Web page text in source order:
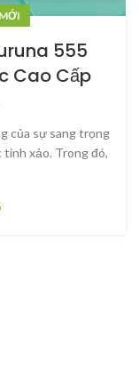
555
Cao Cấp
của sự sang trọng
tinh xảo. Trong đó,